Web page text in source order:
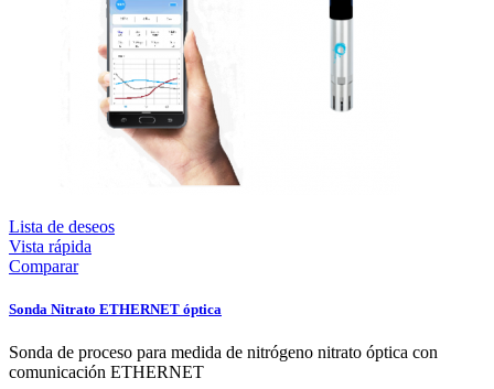
Lista de deseos
Vista rápida
Comparar
Sonda Nitrato ETHERNET óptica
Sonda de proceso para medida de nitrógeno nitrato óptica con
comunicación ETHERNET